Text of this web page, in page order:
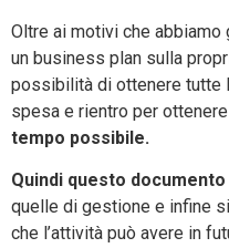
Oltre ai motivi che
un business plan sulla
possibilità di ottenere tutte
spesa e rientro per
tempo possibile.
Quindi questo
quelle di gestione e infine
che l’attività può avere in